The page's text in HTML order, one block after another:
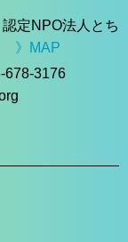
定NPO法人とち
》MAP
3176